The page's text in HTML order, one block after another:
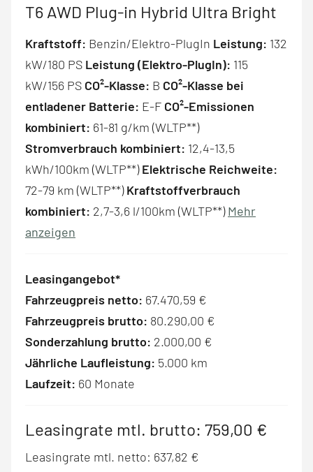
T6 AWD Plug-in Hybrid Ultra Bright
Kraftstoff: Benzin/Elektro-PlugIn Leistung: 132
kW/180 PS Leistung (Elektro-PlugIn): 115
kW/156 PS CO²-Klasse: B CO²-Klasse bei
entladener Batterie: E-F CO²-Emissionen
kombiniert: 61-81 g/km (WLTP**)
Stromverbrauch kombiniert: 12,4-13,5
kWh/100km (WLTP**)Elektrische Reichweite:
72-79 km (WLTP**)Kraftstoffverbrauch
kombiniert: 2,7-3,6 l/100km (WLTP**) Mehr
anzeigen
Leasingangebot*
Fahrzeugpreis netto: 67.470,59 €
Fahrzeugpreis brutto: 80.290,00 €
Sonderzahlung brutto: 2.000,00 €
Jährliche Laufleistung: 5.000 km
Laufzeit: 60 Monate
Leasingrate mtl. brutto: 759,00 €
Leasingrate mtl. netto: 637,82 €